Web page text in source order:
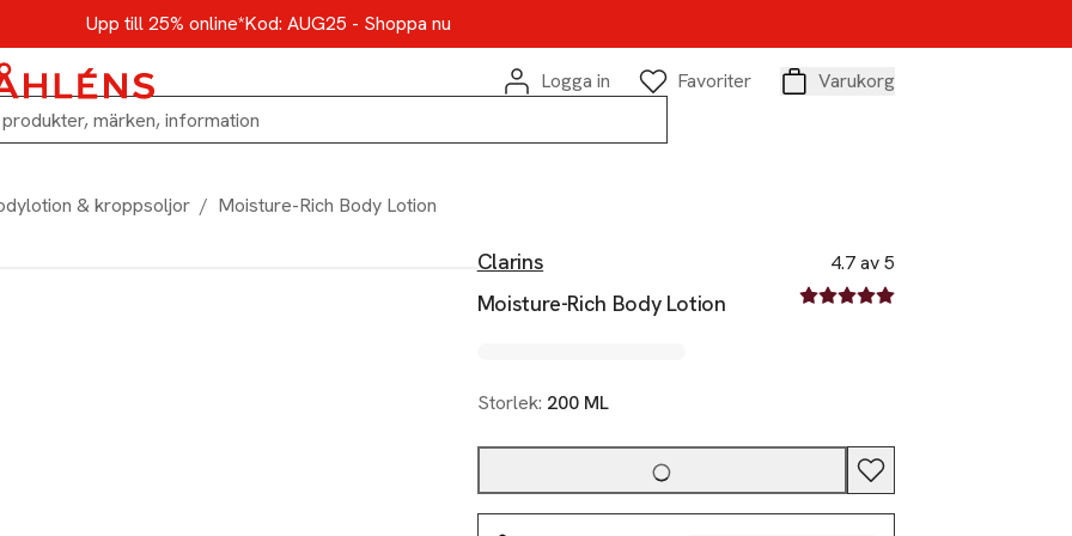
Upp till 25% online*Kod: AUG25 - Shoppa nu
Logga in
Favoriter
Varukorg
& kroppsoljor / Moisture-Rich Body Lotion
Clarins
Moisture-Rich Body Lotion
4.7 av 5
4.7 av fem stjärnor
Storlek: 200 ML